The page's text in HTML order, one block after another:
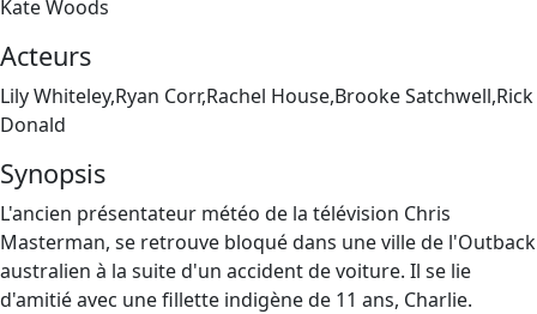
Kate Woods
Acteurs
Lily Whiteley,Ryan Corr,Rachel House,Brooke Satchwell,Rick
Donald
Synopsis
L'ancien présentateur météo de la télévision Chris
Masterman, se retrouve bloqué dans une ville de l'Outback
australien à la suite d'un accident de voiture. Il se lie
d'amitié avec une fillette indigène de 11 ans, Charlie.